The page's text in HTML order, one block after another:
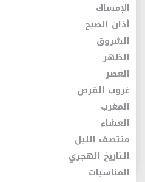
الإمساك
أذان الصبح
الشروق
الظهر
العصر
غروب القرص
المغرب
العشاء
منتصف الليل
التاريخ الهجري
المناسبات